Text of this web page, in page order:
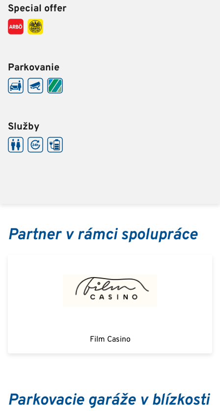
Special offer
Parkovanie
Služby
Partner v rámci spolupráce
Film Casino
Parkovacie garáže v blízkosti